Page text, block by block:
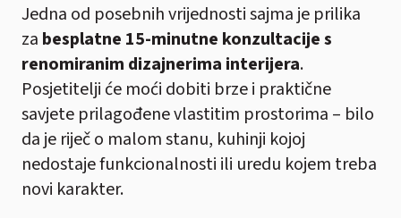
Jedna od posebnih vrijednosti sajma je prilika
za besplatne 15-minutne konzultacije s
renomiranim dizajnerima interijera.
Posjetitelji će moći dobiti brze i praktične
savjete prilagođene vlastitim prostorima – bilo
da je riječ o malom stanu, kuhinji kojoj
nedostaje funkcionalnosti ili uredu kojem treba
novi karakter.